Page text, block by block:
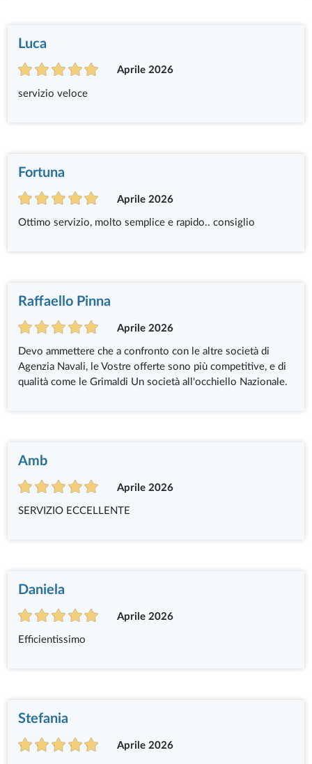
Luca
Aprile 2026
servizio veloce
Fortuna
Aprile 2026
Ottimo servizio, molto semplice e rapido.. consiglio
Raffaello Pinna
Aprile 2026
Devo ammettere che a confronto con le altre società di
Agenzia Navali, le Vostre offerte sono più competitive, e di
qualità come le Grimaldi Un società all'occhiello Nazionale.
Amb
Aprile 2026
SERVIZIO ECCELLENTE
Daniela
Aprile 2026
Efficientissimo
Stefania
Aprile 2026